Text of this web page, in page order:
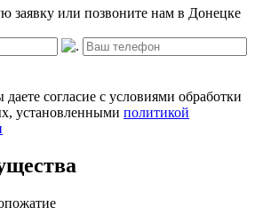
заявку или позвоните нам в Донецке
согласие с условиями обработки
установленными политикой